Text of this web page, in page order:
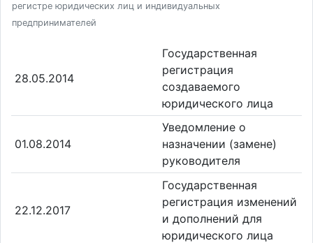
регистре юридических лиц и индивидуальных
предпринимателей
28.05.2014
Государственная
регистрация
создаваемого
юридического лица
01.08.2014
Уведомление о
назначении (замене)
руководителя
22.12.2017
Государственная
регистрация изменений
и дополнений для
юридического лица